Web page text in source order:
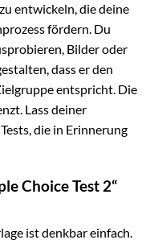
entwickeln, die deine
fördern. Du
Bilder oder
dass er den
entspricht. Die
Lass deiner
die in Erinnerung
Choice Test 2“
ist denkbar einfach.